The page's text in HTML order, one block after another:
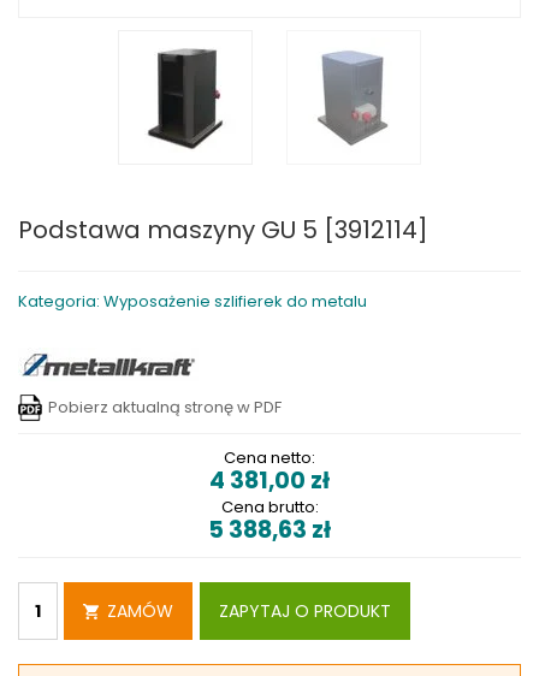
Podstawa maszyny GU 5 [3912114]
Kategoria: Wyposażenie szlifierek do metalu
Pobierz aktualną stronę w PDF
Cena netto:
4 381,00 zł
Cena brutto:
5 388,63 zł
ZAMÓW ZAPYTAJ O PRODUKT